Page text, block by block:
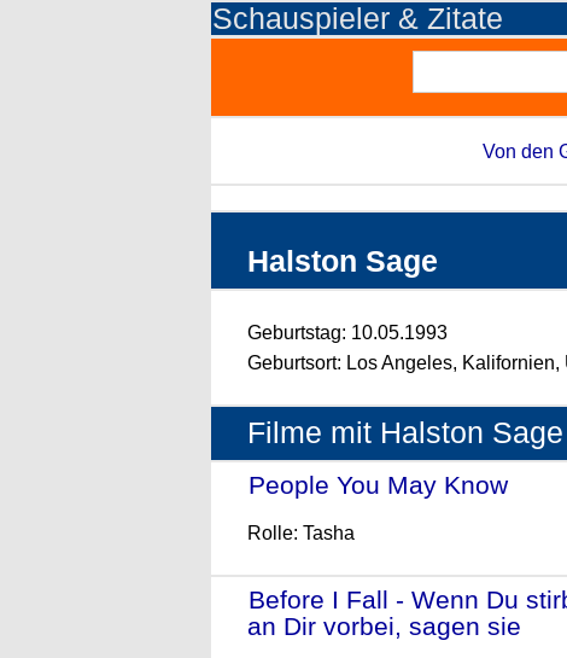
Schauspieler & Zitate
Von den
Halston Sage
Geburtstag: 10.05.1993
Geburtsort: Los Angeles, Kalifornien,
Filme mit Halston Sage
People You May Know
Rolle: Tasha
Before I Fall - Wenn Du
an Dir vorbei, sagen sie